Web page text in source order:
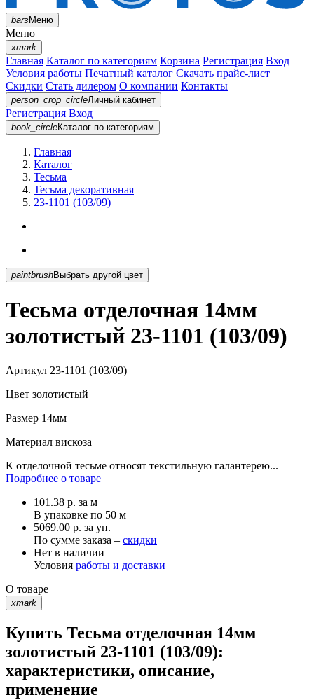
barsМеню
Меню
xmark
Главная Каталог по категориям Корзина Регистрация Вход
Условия работы Печатный каталог Скачать прайс-лист
Скидки Стать дилером О компании Контакты
person_crop_circleЛичный кабинет
Регистрация Вход
book_circleКаталог по категориям
Главная
Каталог
Тесьма
Тесьма декоративная
23-1101 (103/09)
paintbrush Выбрать другой цвет
Тесьма отделочная 14мм
золотистый 23-1101 (103/09)
Артикул 23-1101 (103/09)
Цвет золотистый
Размер 14мм
Материал вискоза
К отделочной тесьме относят текстильную галантерею...
Подробнее о товаре
101.38 р. за м
В упаковке по 50 м
5069.00 р. за уп.
По сумме заказа – скидки
Нет в наличии
Условия работы и доставки
О товаре
xmark
Купить Тесьма отделочная 14мм
золотистый 23-1101 (103/09):
характеристики, описание,
применение